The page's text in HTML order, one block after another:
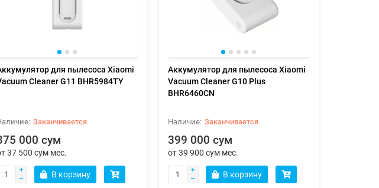
для пылесоса Xiaomi
Cleaner G11 BHR5984TY
Заканчивается
000 сум
37 500 сум мес.
В корзину
Аккумулятор для пылесоса Xiaomi
Vacuum Cleaner G10 Plus
BHR6460CN
Заканчивается
399 000 сум
от 39 900 сум мес.
В корзину